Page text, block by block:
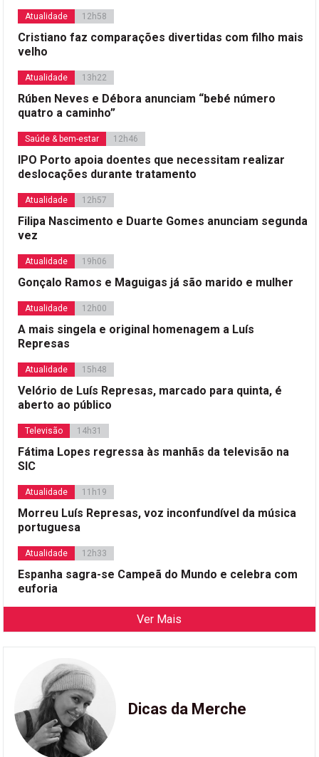
Atualidade 12h58
Cristiano faz comparações divertidas com filho mais
velho
Atualidade 13h22
Rúben Neves e Débora anunciam “bebé número
quatro a caminho”
Saúde & bem-estar 12h46
IPO Porto apoia doentes que necessitam realizar
deslocações durante tratamento
Atualidade 12h57
Filipa Nascimento e Duarte Gomes anunciam segunda
vez
Atualidade 19h06
Gonçalo Ramos e Maguigas já são marido e mulher
Atualidade 12h00
A mais singela e original homenagem a Luís
Represas
Atualidade 15h48
Velório de Luís Represas, marcado para quinta, é
aberto ao público
Televisão 14h31
Fátima Lopes regressa às manhãs da televisão na
SIC
Atualidade 11h19
Morreu Luís Represas, voz inconfundível da música
portuguesa
Atualidade 12h33
Espanha sagra-se Campeã do Mundo e celebra com
euforia
Ver Mais
Dicas da Merche